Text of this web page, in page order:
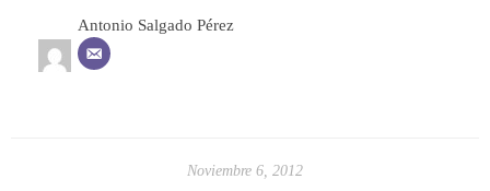
Antonio Salgado Pérez
Noviembre 6, 2012